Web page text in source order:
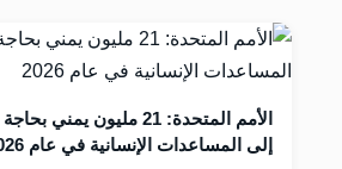
الأمم المتحدة: 21 مليون يمني بحاجة
إلى المساعدات الإنسانية في عام 2026